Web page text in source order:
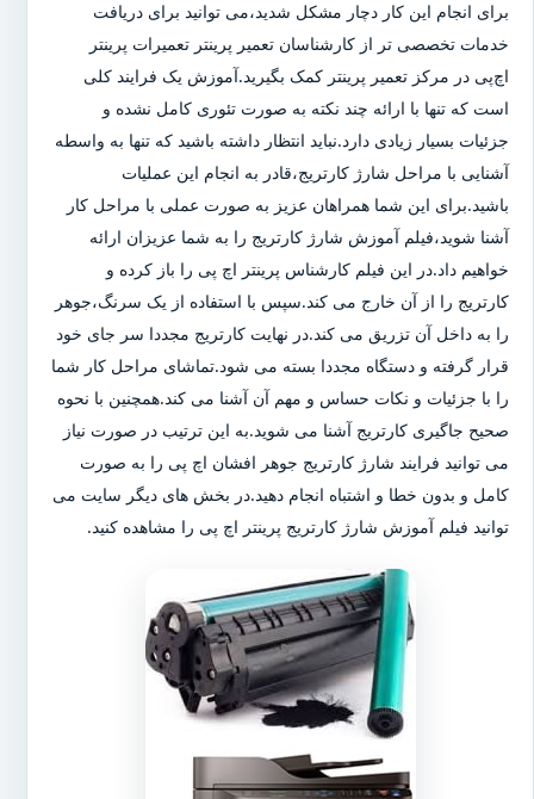
برای انجام این کار دچار مشکل شدید،می توانید برای دریافت
خدمات تخصصی تر از کارشناسان تعمیر پرینتر تعمیرات پرینتر
اچ‌پی در مرکز تعمیر پرینتر کمک بگیرید.آموزش یک فرایند کلی
است که تنها با ارائه چند نکته به صورت تئوری کامل نشده و
جزئیات بسیار زیادی دارد.نباید انتظار داشته باشید که تنها به واسطه
آشنایی با مراحل شارژ کارتریج،قادر به انجام این عملیات
باشید.برای این شما همراهان عزیز به صورت عملی با مراحل کار
آشنا شوید،فیلم آموزش شارژ کارتریج را به شما عزیزان ارائه
خواهیم داد.در این فیلم کارشناس پرینتر اچ پی را باز کرده و
کارتریج را از آن خارج می کند.سپس با استفاده از یک سرنگ،جوهر
را به داخل آن تزریق می کند.در نهایت کارتریج مجددا سر جای خود
قرار گرفته و دستگاه مجددا بسته می شود.تماشای مراحل کار شما
را با جزئیات و نکات حساس و مهم آن آشنا می کند.همچنین با نحوه
صحیح جاگیری کارتریج آشنا می شوید.به این ترتیب در صورت نیاز
می توانید فرایند شارژ کارتریج جوهر افشان اچ پی را به صورت
کامل و بدون خطا و اشتباه انجام دهید.در بخش های دیگر سایت می
توانید فیلم آموزش شارژ کارتریج پرینتر اچ پی را مشاهده کنید.